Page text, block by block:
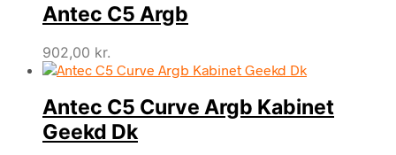
Antec C5 Argb
902,00 kr.
Antec C5 Curve Argb Kabinet
Geekd Dk